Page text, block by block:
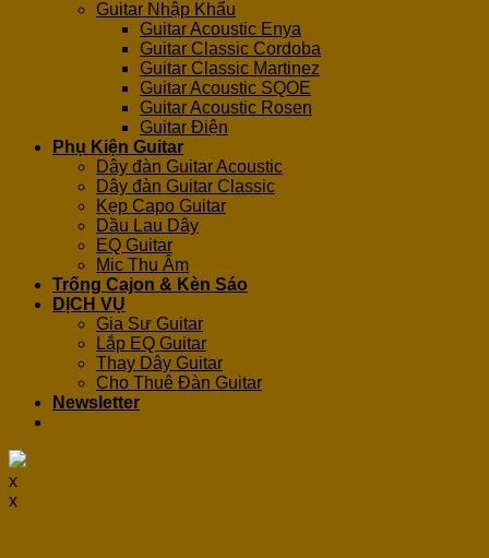
Guitar Nhập Khẩu
Guitar Acoustic Enya
Guitar Classic Cordoba
Guitar Classic Martinez
Guitar Acoustic SQOE
Guitar Acoustic Rosen
Guitar Điện
Phụ Kiện Guitar
Dây đàn Guitar Acoustic
Dây đàn Guitar Classic
Kẹp Capo Guitar
Dầu Lau Dây
EQ Guitar
Mic Thu Âm
Trống Cajon & Kèn Sáo
DỊCH VỤ
Gia Sư Guitar
Lắp EQ Guitar
Thay Dây Guitar
Cho Thuê Đàn Guitar
Newsletter
x
x